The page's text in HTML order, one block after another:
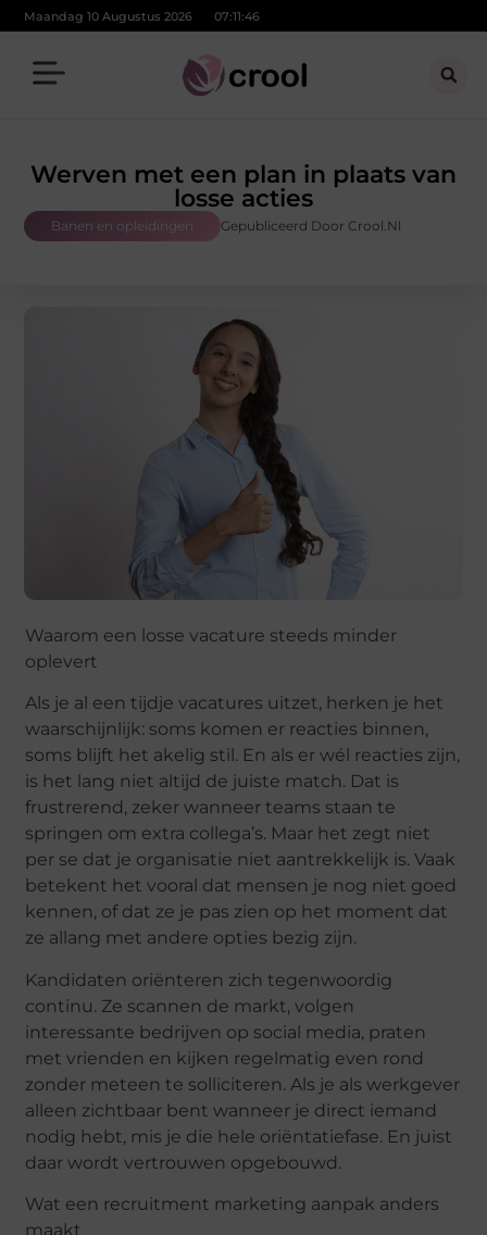
Maandag 10 Augustus 2026 07:11:47
Werven met een plan in plaats van
losse acties
Banen en opleidingen Gepubliceerd Door Crool.nl
Waarom een losse vacature steeds minder
oplevert
Als je al een tijdje vacatures uitzet, herken je het
waarschijnlijk: soms komen er reacties binnen,
soms blijft het akelig stil. En als er wél reacties zijn,
is het lang niet altijd de juiste match. Dat is
frustrerend, zeker wanneer teams staan te
springen om extra collega’s. Maar het zegt niet
per se dat je organisatie niet aantrekkelijk is. Vaak
betekent het vooral dat mensen je nog niet goed
kennen, of dat ze je pas zien op het moment dat
ze allang met andere opties bezig zijn.
Kandidaten oriënteren zich tegenwoordig
continu. Ze scannen de markt, volgen
interessante bedrijven op social media, praten
met vrienden en kijken regelmatig even rond
zonder meteen te solliciteren. Als je als werkgever
alleen zichtbaar bent wanneer je direct iemand
nodig hebt, mis je die hele oriëntatiefase. En juist
daar wordt vertrouwen opgebouwd.
Wat een recruitment marketing aanpak anders
maakt